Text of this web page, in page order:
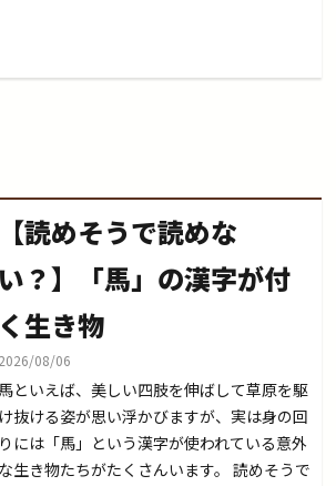
【読めそうで読めな
い？】「馬」の漢字が付
生き物
2026/08/06
といえば、美しい四肢を伸ばして草原を駆
抜ける姿が思い浮かびますが、実は身の回
りには「馬」という漢字が使われている意外
な生き物たちがたくさんいます。 読めそうで